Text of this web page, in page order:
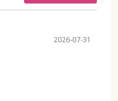
2026-07-31